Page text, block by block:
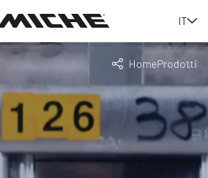
IT
HomeProdotti
Condividi